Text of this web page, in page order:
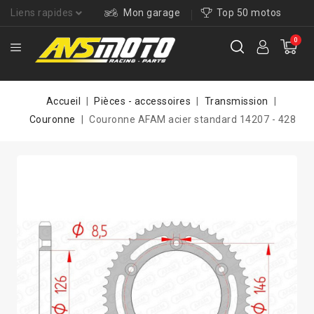
Liens rapides Mon garage Top 50 motos
0
Accueil Pièces - accessoires
Transmission
Couronne
Couronne AFAM acier standard 14207 - 428